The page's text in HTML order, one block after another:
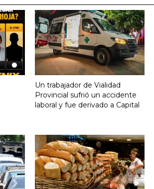
Un trabajador de Vialidad
Provincial sufrió un accidente
laboral y fue derivado a Capital